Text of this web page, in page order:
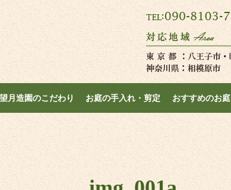
月造園のこだわり お庭の手入れ・剪定 おすすめのお庭